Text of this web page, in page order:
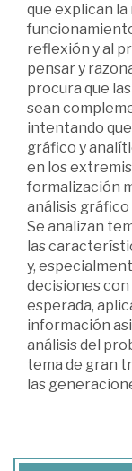
que explican la
reflexión y al
pensar y
procura que
sean
intentando
gráfico y
en los
formalización
análisis gráfico
Se analizan
las
y,
decisiones
esperada,
información
análisis del
tema de gran
las